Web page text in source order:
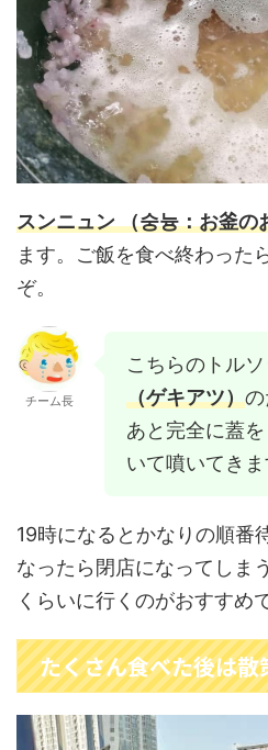
スンニュン （숭늉：お釜の
ます。ご飯を食べ終わった
ぞ。
チーム長
こちらのトルソ
（ゲキアツ）
あと完全に蓋
いて噴いてき
19時になるとかなりの順番
なったら閉店になってしま
くらいに行くのがおすすめ
たくさん食べた後は散